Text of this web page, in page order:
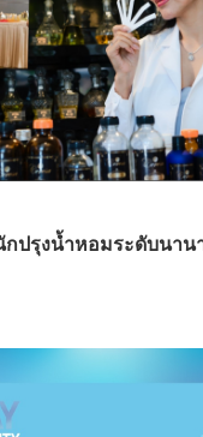
กปรุงน้ำหอมระดับนา